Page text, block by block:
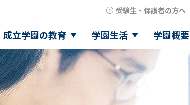
受験生・保護者の方へ
成立学園の教育 学園生活 学園概要